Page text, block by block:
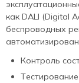
как DALI (Digital
беспроводных
Контроль